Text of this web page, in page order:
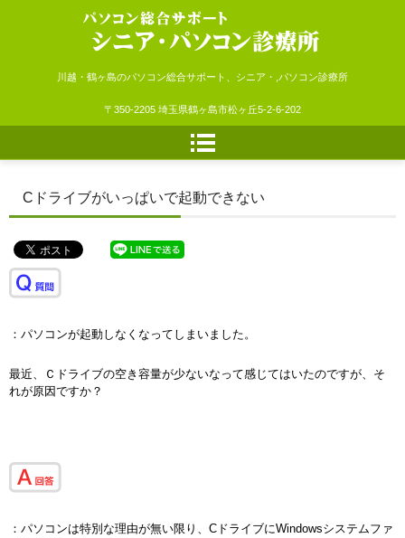
シニア・パソコン診療所
川越・鶴ヶ島のパソコン総合サポート、シニア・,パソコン診療所
〒350-2205 埼玉県鶴ヶ島市松ヶ丘5-2-6-202
Cドライブがいっぱいで起動できない
：パソコンが起動しなくなってしまいました。
最近、Ｃドライブの空き容量が少ないなって感じてはいたのですが、そ
れが原因ですか？
：パソコンは特別な理由が無い限り、CドライブにWindowsシステムファ